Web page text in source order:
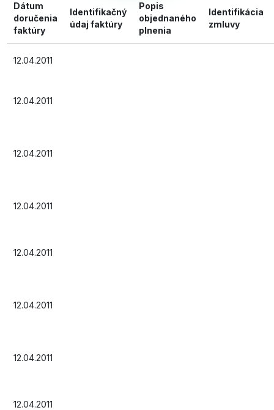
Dátum
doručenia
faktúry
Identifikačný
údaj faktúry
Popis
objednaného
plnenia
Identifikácia
zmluvy
12.04.2011
12.04.2011
12.04.2011
12.04.2011
12.04.2011
12.04.2011
12.04.2011
12.04.2011